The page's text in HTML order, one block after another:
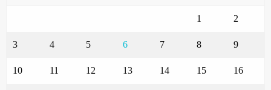
1 2
3 4 5 6 7 8 9
10 11 12 13 14 15 16